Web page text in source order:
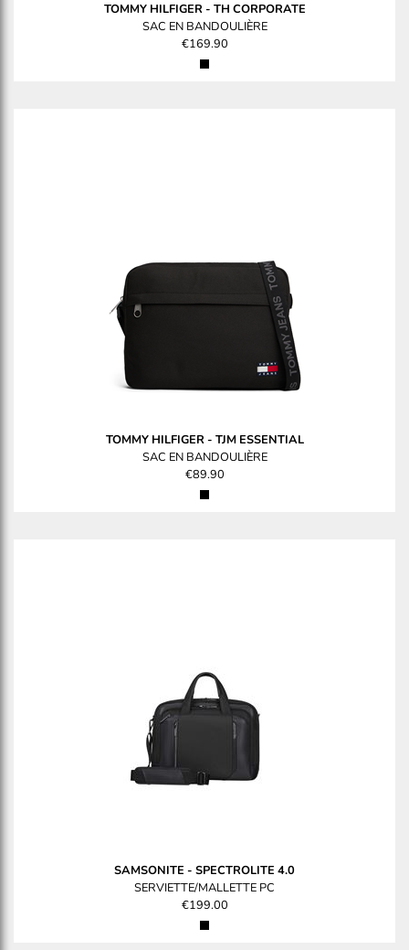
TOMMY HILFIGER - TH CORPORATE
SAC EN BANDOULIÈRE
€169.90
TOMMY HILFIGER - TJM ESSENTIAL
SAC EN BANDOULIÈRE
€89.90
SAMSONITE - SPECTROLITE 4.0
SERVIETTE/MALLETTE PC
€199.00